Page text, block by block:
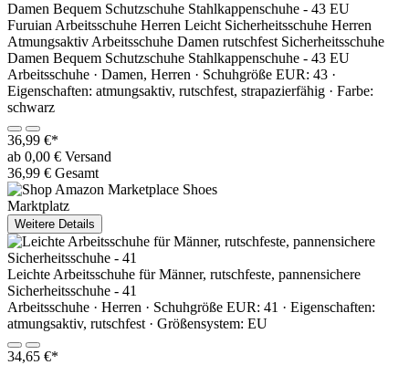
Furuian Arbeitsschuhe Herren Leicht Sicherheitsschuhe Herren
Atmungsaktiv Arbeitsschuhe Damen rutschfest Sicherheitsschuhe
Damen Bequem Schutzschuhe Stahlkappenschuhe - 43 EU
Arbeitsschuhe · Damen, Herren · Schuhgröße EUR: 43 ·
Eigenschaften: atmungsaktiv, rutschfest, strapazierfähig · Farbe:
schwarz
36,99 €*
ab 0,00 € Versand
36,99 € Gesamt
Marktplatz
Weitere Details
Leichte Arbeitsschuhe für Männer, rutschfeste, pannensichere
Sicherheitsschuhe - 41
Arbeitsschuhe · Herren · Schuhgröße EUR: 41 · Eigenschaften:
atmungsaktiv, rutschfest · Größensystem: EU
34,65 €*